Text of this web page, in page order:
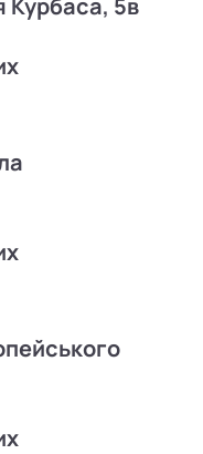
Курбаса, 5в